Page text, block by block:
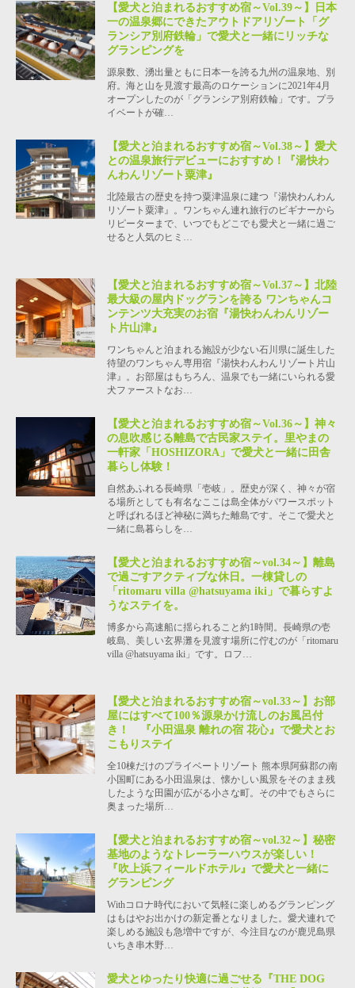
【愛犬と泊まれるおすすめ宿～Vol.39～】日本
一の温泉郷にできたアウトドアリゾート「グ
ランシア別府鉄輪」で愛犬と一緒にリッチな
グランピングを
源泉数、湧出量ともに日本一を誇る九州の温泉地、別
府。海と山を見渡す最高のロケーションに2021年4月
オープンしたのが「グランシア別府鉄輪」です。プラ
イベートが確…
【愛犬と泊まれるおすすめ宿～Vol.38～】愛犬
との温泉旅行デビューにおすすめ！『湯快わ
んわんリゾート粟津』
北陸最古の歴史を持つ粟津温泉に建つ『湯快わんわん
リゾート粟津』。ワンちゃん連れ旅行のビギナーから
リピーターまで、いつでもどこでも愛犬と一緒に過ご
せると人気のヒミ…
【愛犬と泊まれるおすすめ宿～Vol.37～】北陸
最大級の屋内ドッグランを誇る ワンちゃんコ
ンテンツ大充実のお宿『湯快わんわんリゾー
ト片山津』
ワンちゃんと泊まれる施設が少ない石川県に誕生した
待望のワンちゃん専用宿『湯快わんわんリゾート片山
津』。お部屋はもちろん、温泉でも一緒にいられる愛
犬ファーストなお…
【愛犬と泊まれるおすすめ宿～Vol.36～】神々
の息吹感じる離島で古民家ステイ。里やまの
一軒家「HOSHIZORA」で愛犬と一緒に田舎
暮らし体験！
自然あふれる長崎県「壱岐」。歴史が深く、神々が宿
る場所としても有名なここは島全体がパワースポット
と呼ばれるほど神秘に満ちた離島です。そこで愛犬と
一緒に島暮らしを…
【愛犬と泊まれるおすすめ宿～vol.34～】離島
で過ごすアクティブな休日。一棟貸しの
「ritomaru villa @hatsuyama iki」で暮らすよ
うなステイを。
博多から高速船に揺られること約1時間。長崎県の壱
岐島、美しい玄界灘を見渡す場所に佇むのが「ritomaru
villa @hatsuyama iki」です。ロフ…
【愛犬と泊まれるおすすめ宿～vol.33～】お部
屋にはすべて100％源泉かけ流しのお風呂付
き！ 『小田温泉 離れの宿 花心』で愛犬とお
こもりステイ
全10棟だけのプライベートリゾート 熊本県阿蘇郡の南
小国町にある小田温泉は、懐かしい風景をそのまま残
したような田園が広がる小さな町。その中でもさらに
奥まった場所…
【愛犬と泊まれるおすすめ宿～vol.32～】秘密
基地のようなトレーラーハウスが楽しい！
『吹上浜フィールドホテル』で愛犬と一緒に
グランピング
Withコロナ時代において気軽に楽しめるグランピング
はもはやお出かけの新定番となりました。愛犬連れで
楽しめる施設も急増中ですが、今注目なのが鹿児島県
いちき串木野…
愛犬とゆったり快適に過ごせる『THE DOG